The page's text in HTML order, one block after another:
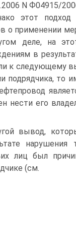
N Ф04915/
этот подход
о применении
деле, на
в
к следующему
подрядчика, то
нести его
вывод,
нарушения
лиц был
(см.